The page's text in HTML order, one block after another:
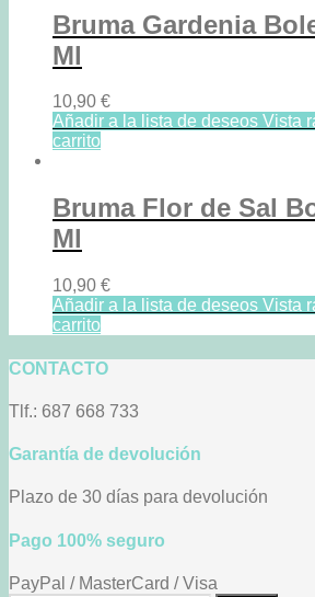
Bruma Gardenia
Ml
10,90 €
Añadir a la lista de deseos Vista
carrito
Bruma Flor de Sal
Ml
10,90 €
Añadir a la lista de deseos Vista
carrito
CONTACTO
Tlf.: 687 668 733
Garantía de devolución
Plazo de 30 días para devolución
Pago 100% seguro
PayPal / MasterCard / Visa